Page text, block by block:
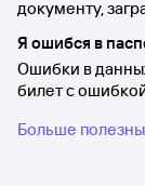
документу,
Я ошибся в
Ошибки в
билет с
Больше